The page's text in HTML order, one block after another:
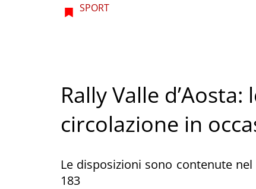
SPORT
Rally Valle
circolazione in
Le disposizioni sono contenute
183